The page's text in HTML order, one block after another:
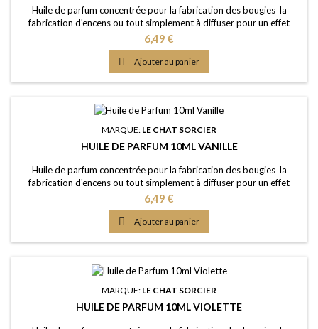
Huile de parfum concentrée pour la fabrication des bougies la
fabrication d'encens ou tout simplement à diffuser pour un effet
intense Caractère: epicé, fruité, un câlin de réconfort, chaleureux
Point d'Eclair: &gt;65°C Couleur: Orange Dosage conseillé: entre 2%
et 5% Documentation: Fiche de données de sécurité téléchargeable
(lien dessous)
Prix
6,49 €
 Ajouter au panier
MARQUE: LE CHAT SORCIER
HUILE DE PARFUM 10ML VANILLE
Huile de parfum concentrée pour la fabrication des bougies la
fabrication d'encens ou tout simplement à diffuser pour un effet
intense Caractère: la senteur classique, chaleureuse, confortable
Point d'Eclair: &gt;61°C Couleur: Presque incolorée Dosage
conseillé: entre 2% et 5% Documentation: Fiche de données de
sécurité téléchargeable (lien...
Prix
6,49 €
 Ajouter au panier
MARQUE: LE CHAT SORCIER
HUILE DE PARFUM 10ML VIOLETTE